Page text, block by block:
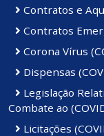
Contratos e
Contratos
Corona Vírus
Dispensas
Legislação
Combate ao
Licitações